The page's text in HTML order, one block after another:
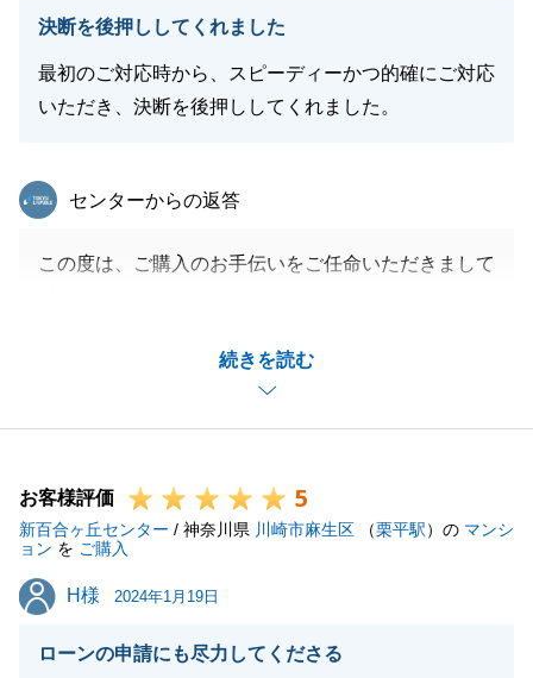
決断を後押ししてくれました
最初のご対応時から、スピーディーかつ的確にご対応
いただき、決断を後押ししてくれました。
続きを読む
東急リバブル
センターからの返答
この度は、ご購入のお手伝いをご任命いただきまして
今後も建築等ございますのでよろしくお願いいたしま
す。
閉じる
お客様評価 5
新百合ヶ丘センター / 神奈川県 川崎市麻生区 （栗平駅）の マンシ
ョン を ご購入
H様
H様 2024年1月19日
ローンの申請にも尽力してくださる